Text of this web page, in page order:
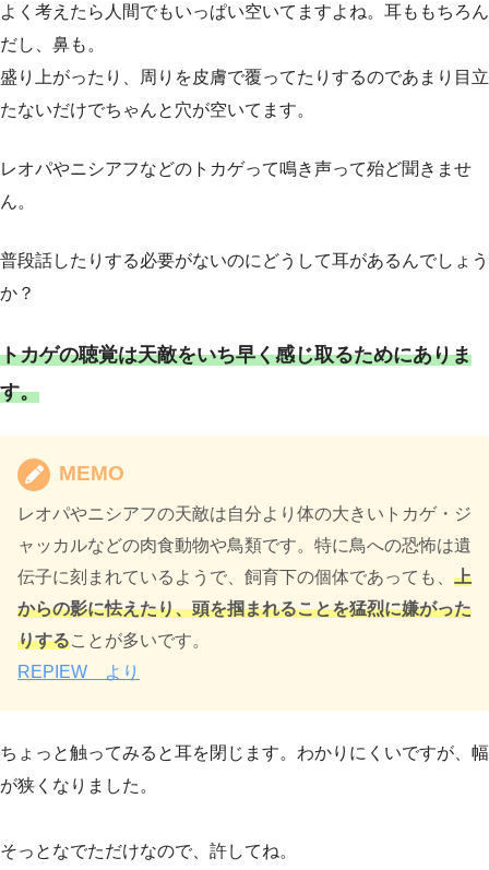
よく考えたら人間でもいっぱい空いてますよね。耳ももちろん
だし、鼻も。
盛り上がったり、周りを皮膚で覆ってたりするのであまり目立
たないだけでちゃんと穴が空いてます。
レオパやニシアフなどのトカゲって鳴き声って殆ど聞きませ
ん。
普段話したりする必要がないのにどうして耳があるんでしょう
か？
トカゲの聴覚は天敵をいち早く感じ取るためにありま
す。
MEMO
レオパやニシアフの天敵は自分より体の大きいトカゲ・ジ
ャッカルなどの肉食動物や鳥類です。特に鳥への恐怖は遺
伝子に刻まれているようで、飼育下の個体であっても、 上
からの影に怯えたり、頭を掴まれることを猛烈に嫌がった
りすることが多いです。
REPIEW より
ちょっと触ってみると耳を閉じます。わかりにくいですが、幅
が狭くなりました。
そっとなでただけなので、許してね。